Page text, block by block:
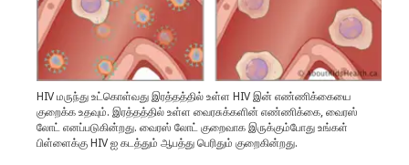
HIV மருந்து உட்கொள்வது இரத்தத்தில் உள்ள HIV இன் எண்ணிக்கையை
குறைக்க உதவும். இரத்தத்தில் உள்ள வைரசுக்களின் எண்ணிக்கை, வைரஸ்
லோட் எனப்படுகின்றது. வைரஸ் லோட் குறைவாக இருக்கும்போது உங்கள்
பிள்ளைக்கு HIV ஐ கடத்தும் ஆபத்து பெரிதும் குறைகின்றது.